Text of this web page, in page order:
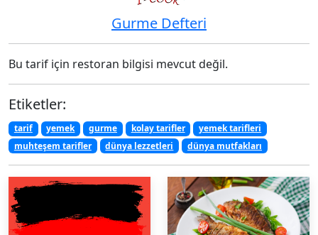
Gurme Defteri
Bu tarif için restoran bilgisi mevcut değil.
Etiketler:
tarif yemek gurme kolay tarifler
yemek tarifleri
muhteşem tarifler
dünya lezzetleri dünya mutfakları